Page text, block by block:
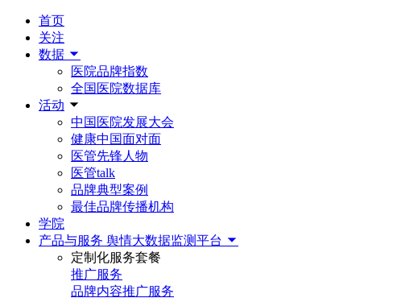
首页
关注
数据
医院品牌指数
全国医院数据库
活动
中国医院发展大会
健康中国面对面
医管先锋人物
医管talk
品牌典型案例
最佳品牌传播机构
学院
产品与服务 舆情大数据监测平台
定制化服务套餐
推广服务
品牌内容推广服务